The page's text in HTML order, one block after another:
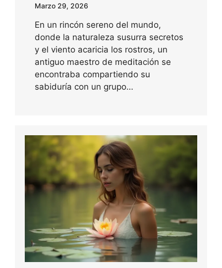
Marzo 29, 2026
En un rincón sereno del mundo,
donde la naturaleza susurra secretos
y el viento acaricia los rostros, un
antiguo maestro de meditación se
encontraba compartiendo su
sabiduría con un grupo…